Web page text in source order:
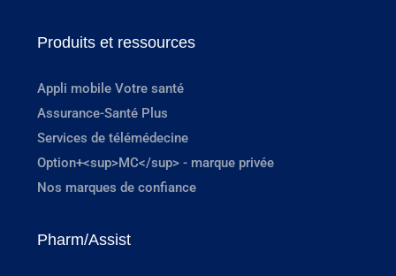
Produits et ressources
Appli mobile Votre santé
Assurance-Santé Plus
Services de télémédecine
Option+<sup>MC</sup> - marque privée
Nos marques de confiance
Pharm/Assist